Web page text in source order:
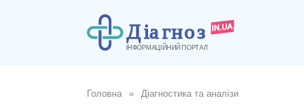
Головна » Діагностика та аналізи